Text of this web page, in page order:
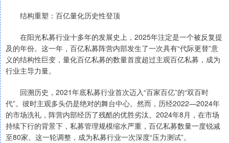
结构重塑：百亿量化历史性登顶
在阳光私募行业十多年的发展史上，2025年注定是一个被反复提
及的年份。这一年，百亿私募阵营内部发生了一次具有“代际更替”意
义的结构性巨变，量化百亿私募的数量首度超过主观百亿私募，成为
行业主导力量。
回溯历史，2021年底私募行业首次迈入“百家百亿”的“双百时
代”。彼时主观多头仍是绝对的舞台中心。然而，历经2022—2024年
的市场洗礼，阵营内部经历了残酷的优胜劣汰。2024年8月，在市场
持续下行的背景下，私募管理规模缩水严重，百亿私募数量一度锐减
至80家。这一轮调整，成为私募行业一次深度“压力测试”。